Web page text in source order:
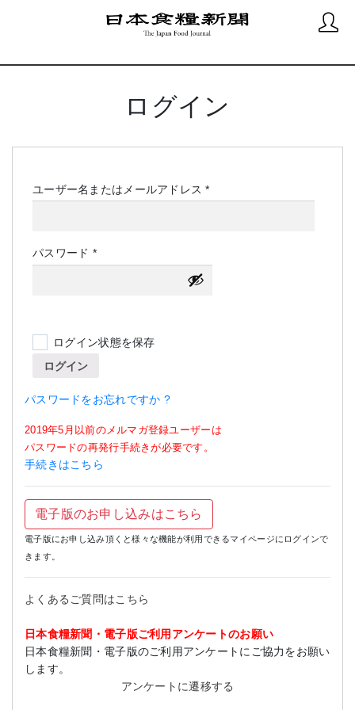
ログイン
ユーザー名またはメールアドレス*必
パスワード *必
須
ログイン状態を保存
ログイン
パスワードをお忘れですか ?
2019年5月以前のメルマガ登録ユーザーは
パスワードの再発行手続きが必要です。
手続きはこちら
電子版のお申し込みはこちら
電子版にお申し込み頂くと様々な機能が利用できるマイページにログインで
きます。
よくあるご質問はこちら
日本食糧新聞・電子版ご利用アンケートのお願い
日本食糧新聞・電子版のご利用アンケートにご協力をお願い
します。
アンケートに遷移する